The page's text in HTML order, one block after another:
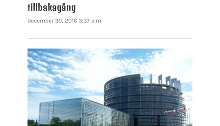
tillbakagång
december 30, 2016 3:37 e m